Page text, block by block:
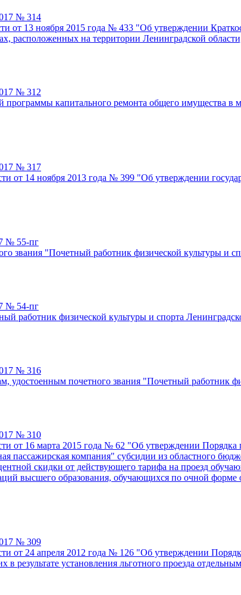
№ 314
от 13 ноября 2015 года № 433 "Об утверждении
расположенных на территории Ленинградской
№ 312
программы капитального ремонта общего имущества
№ 317
от 14 ноября 2013 года № 399 "Об утверждении
№ 55-пг
звания "Почетный работник физической культуры и
№ 54-пг
работник физической культуры и спорта
№ 316
почетного звания "Почетный работник
№ 310
от 16 марта 2015 года № 62 "Об утверждении Порядка
пассажирская компания" субсидии из областного
скидки от действующего тарифа на проезд
высшего образования, обучающихся по очной
№ 309
от 24 апреля 2012 года № 126 "Об утверждении
результате установления льготного проезда